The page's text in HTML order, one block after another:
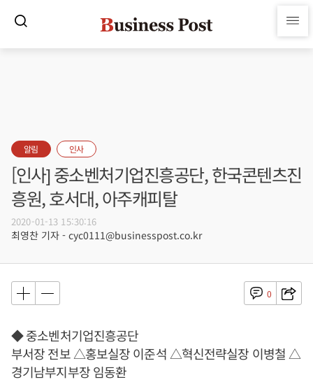
알림 인사
[인사] 중소벤처기업진흥공단, 한국콘텐츠진
흥원, 호서대, 아주캐피탈
2020-01-13 15:30:16
최영찬 기자 - cyc0111@businesspost.co.kr
0
◆ 중소벤처기업진흥공단
부서장 전보 △홍보실장 이준석 △혁신전략실장 이병철 △
경기남부지부장 임동환